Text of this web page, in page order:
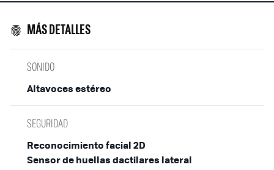
MÁS DETALLES
SONIDO
Altavoces estéreo
SEGURIDAD
Reconocimiento facial 2D
Sensor de huellas dactilares lateral